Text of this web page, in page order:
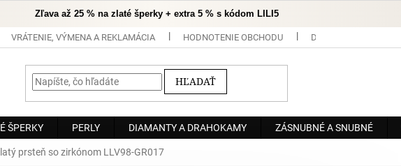
Zľava až 25 % na zlaté šperky + extra 5 % s kódom LILI5
VRÁTENIE, VÝMENA A REKLAMÁCIA HODNOTENIE OBCHODU DOPRAVA A PLATBA
HĽADAŤ
ŠPERKY PERLY DIAMANTY A DRAHOKAMY ZÁSNUBNÉ A SNUBNÉ
prsteň so zirkónom LLV98-GR017